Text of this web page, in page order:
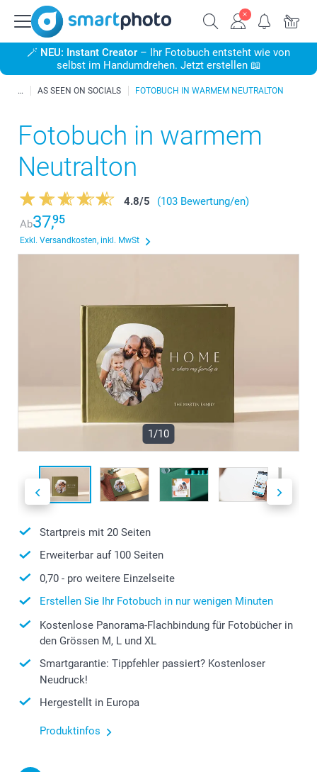
🪄 NEU: Instant Creator – Ihr Fotobuch entsteht wie von
selbst im Handumdrehen. Jetzt erstellen 📖
AS SEEN ON SOCIALS FOTOBUCH IN WARMEM NEUTRALTON
Fotobuch in warmem
Neutralton
4.8/5
(103 Bewertung/en)
Ab37,95
Exkl. Versandkosten, inkl. MwSt
1/10
Startpreis mit 20 Seiten
Erweiterbar auf 100 Seiten
0,70 - pro weitere Einzelseite
Erstellen Sie Ihr Fotobuch in nur wenigen Minuten
Kostenlose Panorama-Flachbindung für Fotobücher in
den Grössen M, L und XL
Smartgarantie: Tippfehler passiert? Kostenloser
Neudruck!
Hergestellt in Europa
Produktinfos